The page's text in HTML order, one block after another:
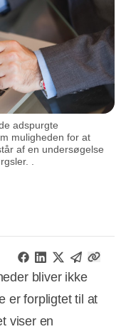
adspurgte
muligheden for at
af en undersøgelse
.
bliver ikke
er forpligtet til at
viser en